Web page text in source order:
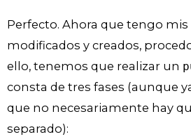
Perfecto. Ahora que tengo mis
modificados y creados,
ello, tenemos que realizar un
consta de tres fases (aunque
que no necesariamente hay
separado):